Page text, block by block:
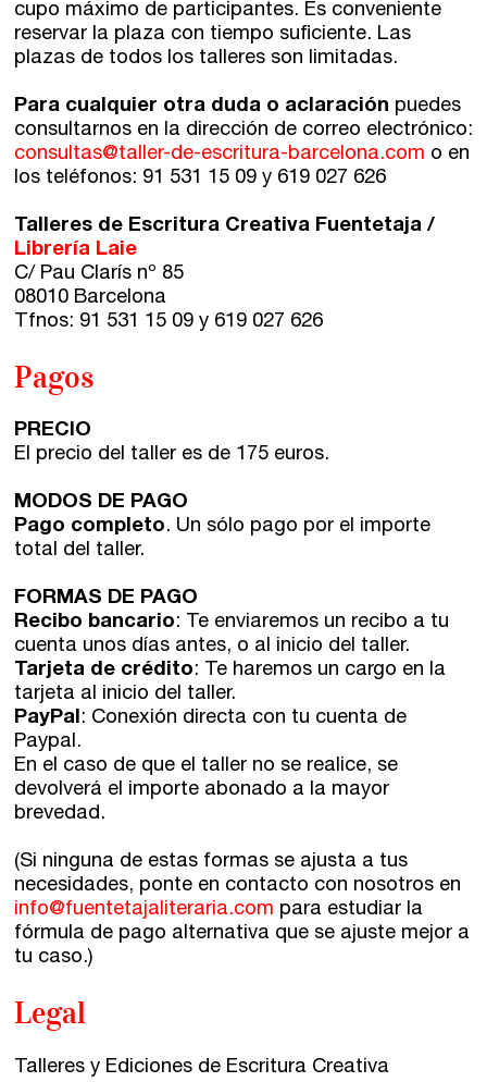
cupo máximo de participantes. Es conveniente
reservar la plaza con tiempo suficiente. Las
plazas de todos los talleres son limitadas.
Para cualquier otra duda o aclaración puedes
consultarnos en la dirección de correo electrónico:
consultas@taller-de-escritura-barcelona.com o en
los teléfonos: 91 531 15 09 y 619 027 626
Talleres de Escritura Creativa Fuentetaja /
Librería Laie
C/ Pau Clarís nº 85
08010 Barcelona
Tfnos: 91 531 15 09y 619 027 626
Pagos
PRECIO
El precio del taller es de 175 euros.
MODOS DE PAGO
Pago completo. Un sólo pago por el importe
total del taller.
FORMAS DE PAGO
Recibo bancario: Te enviaremos un recibo a tu
cuenta unos días antes, o al inicio del taller.
Tarjeta de crédito: Te haremos un cargo en la
tarjeta al inicio del taller.
PayPal: Conexión directa con tu cuenta de
Paypal.
En el caso de que el taller no se realice, se
devolverá el importe abonado a la mayor
brevedad.
(Si ninguna de estas formas se ajusta a tus
necesidades, ponte en contacto con nosotros en
info@fuentetajaliteraria.com para estudiar la
fórmula de pago alternativa que se ajuste mejor a
tu caso.)
Legal
Talleres y Ediciones de Escritura Creativa